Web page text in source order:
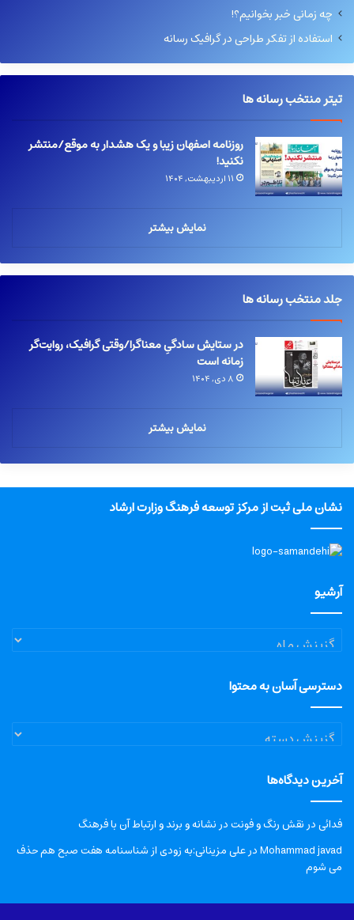
چه زمانی خبر بخوانیم؟!
استفاده از تفکر طراحی در گرافیک رسانه
تیتر منتخب رسانه ها
روزنامه اصفهان زیبا و یک هشدار به موقع/منتشر
نکنید!
۱۱ اردیبهشت, ۱۴۰۴
نمایش بیشتر
جلد منتخب رسانه ها
در ستایش سادگیِ معناگرا/وقتی گرافیک، روایت‌گر
زمانه است
۸ دی, ۱۴۰۴
نمایش بیشتر
نشان ملی ثبت از مرکز توسعه فرهنگ وزارت ارشاد
آرشیو
آرشیو
دسترسی آسان به محتوا
دسترسی
آسان
محتوا
آخرین دیدگاه‌ها
فدائیدرنقش رنگ و فونت در نشانه و برند و ارتباط آن با فرهنگ
Mohammad javadدرعلی مزینانی:به زودی از شناسنامه هفت صبح هم حذف
می شوم